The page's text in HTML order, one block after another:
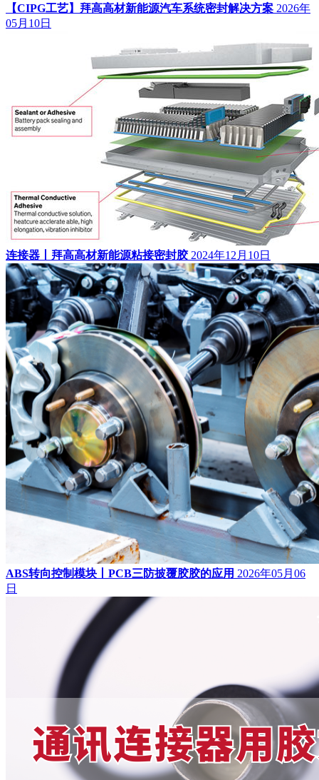
【CIPG工艺】拜高高材新能源汽车系统密封解决方案 2026年
05月10日
连接器丨拜高高材新能源粘接密封胶 2024年12月10日
ABS转向控制模块丨PCB三防披覆胶胶的应用 2026年05月06
日